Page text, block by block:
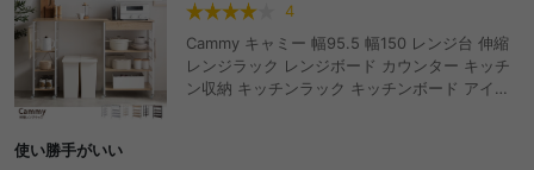
4
Cammy キャミー 幅95.5 幅150 レンジ台 伸縮
レンジラック レンジボード カウンター キッチ
ン収納 キッチンラック キッチンボード アイラ
使い勝手がいい